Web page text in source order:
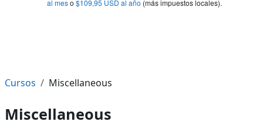
al meso $109,95 USD al año (más impuestos locales).
Cursos Miscellaneous
Miscellaneous